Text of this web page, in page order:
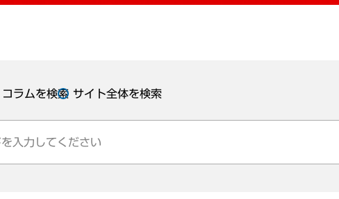
ラムを検索 サイト全体を検索